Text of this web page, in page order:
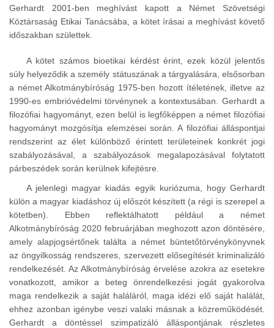
Gerhardt 2001-ben meghívást kapott a Német Szövetségi
Köztársaság Etikai Tanácsába, a kötet írásai a meghívást követő
időszakban születtek.
A kötet számos bioetikai kérdést érint, ezek közül jelentős
súly helyeződik a személy státuszának a tárgyalására, elsősorban
a német Alkotmánybíróság 1975-ben hozott ítéletének, illetve az
1990-es embrióvédelmi törvénynek a kontextusában. Gerhardt a
filozófiai hagyományt, ezen belül is legfőképpen a német filozófiai
hagyományt mozgósítja elemzései során. A filozófiai álláspontjai
rendszerint az élet különböző érintett területeinek konkrét jogi
szabályozásával, a szabályozások megalapozásával folytatott
párbeszédek során kerülnek kifejtésre.
A jelenlegi magyar kiadás egyik kuriózuma, hogy Gerhardt
külön a magyar kiadáshoz új előszót készített (a régi is szerepel a
kötetben). Ebben reflektálhatott például a német
Alkotmánybíróság 2020 februárjában meghozott azon döntésére,
amely alapjogsértőnek találta a német büntetőtörvénykönyvnek
az öngyilkosság rendszeres, szervezett elősegítését kriminalizáló
rendelkezését. Az Alkotmánybíróság érvelése azokra az esetekre
vonatkozott, amikor a beteg önrendelkezési jogát gyakorolva
maga rendelkezik a saját haláláról, maga idézi elő saját halálát,
ehhez azonban igénybe veszi valaki másnak a közreműködését.
Gerhardt a döntéssel szimpatizáló álláspontjának részletes